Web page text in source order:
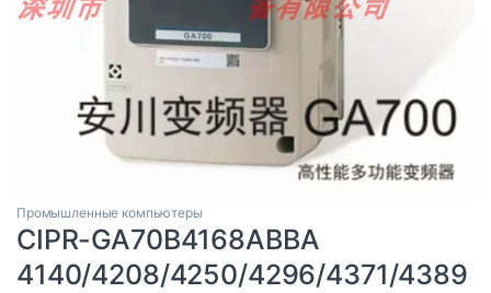
Промышленные компьютеры
CIPR-GA70B4168ABBA
4140/4208/4250/4296/4371/4389